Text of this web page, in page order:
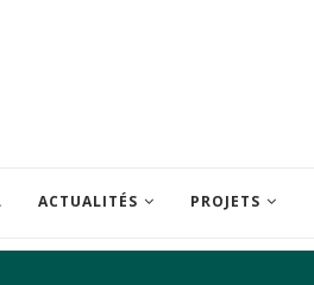
ACTUALITÉS PROJETS